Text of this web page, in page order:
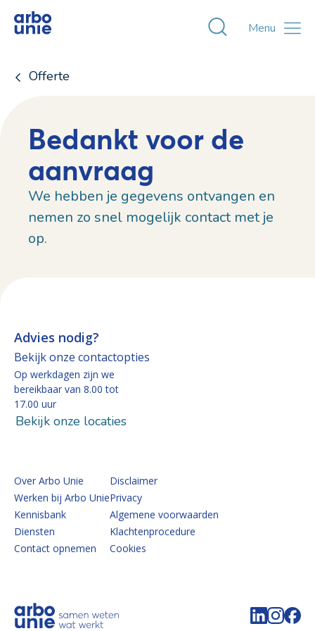
Toggle
Menu
Offerte
Bedankt voor de
aanvraag
We hebben je gegevens ontvangen en
nemen zo snel mogelijk contact met je
op.
Volg de
Volg
Advies nodig?
Bekijk onze contactopties
Op werkdagen zijn we
bereikbaar van 8.00 tot
17.00 uur
Bekijk onze locaties
Over Arbo Unie
Werken bij Arbo Unie
Kennisbank
Diensten
Contact opnemen
Disclaimer
Privacy
Algemene voorwaarden
Klachtenprocedure
Cookies